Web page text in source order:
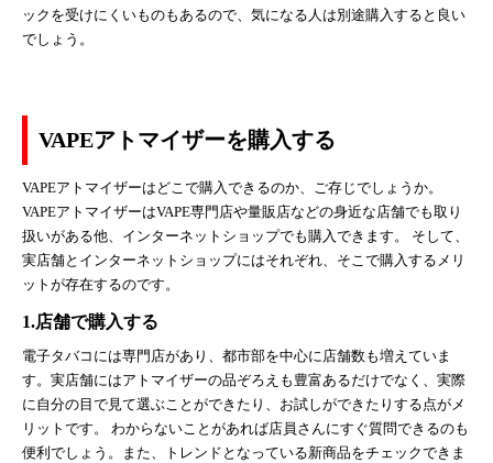
ックを受けにくいものもあるので、気になる人は別途購入すると良い
でしょう。
VAPEアトマイザーを購入する
VAPEアトマイザーはどこで購入できるのか、ご存じでしょうか。
VAPEアトマイザーはVAPE専門店や量販店などの身近な店舗でも取り
扱いがある他、インターネットショップでも購入できます。 そして、
実店舗とインターネットショップにはそれぞれ、そこで購入するメリ
ットが存在するのです。
1.店舗で購入する
電子タバコには専門店があり、都市部を中心に店舗数も増えていま
す。実店舗にはアトマイザーの品ぞろえも豊富あるだけでなく、実際
に自分の目で見て選ぶことができたり、お試しができたりする点がメ
リットです。 わからないことがあれば店員さんにすぐ質問できるのも
便利でしょう。また、トレンドとなっている新商品をチェックできま